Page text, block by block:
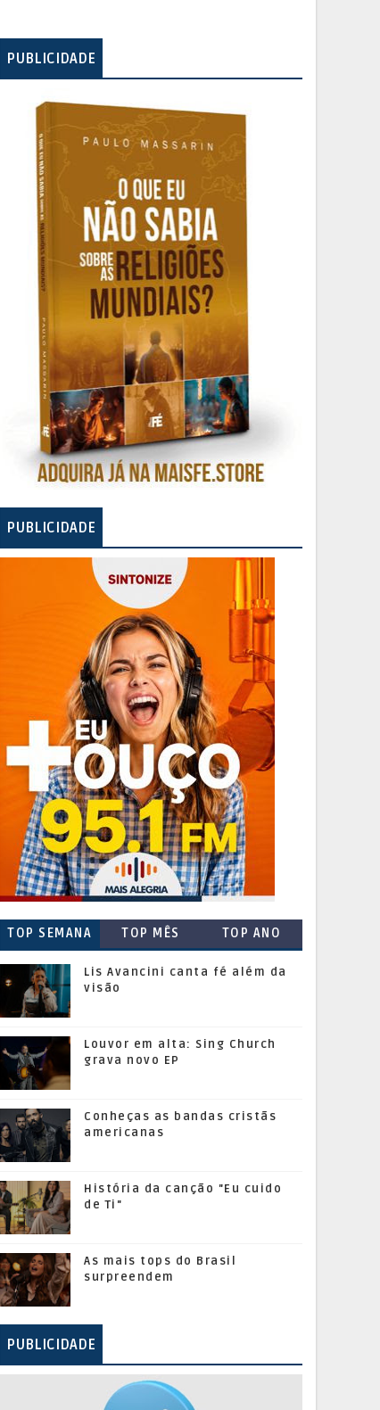
PUBLICIDADE
PUBLICIDADE
TOP SEMANA TOP MÊS TOP ANO
Lis Avancini canta fé além da
visão
Louvor em alta: Sing Church
grava novo EP
Conheças as bandas cristãs
americanas
História da canção "Eu cuido
de Ti"
As mais tops do Brasil
surpreendem
PUBLICIDADE